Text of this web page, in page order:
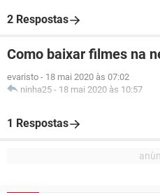
2 Respostas
Como baixar filmes na
evaristo - 18 mai 2020 às 07:02
ninha25 - 18 mai 2020 às 10:57
1 Respostas